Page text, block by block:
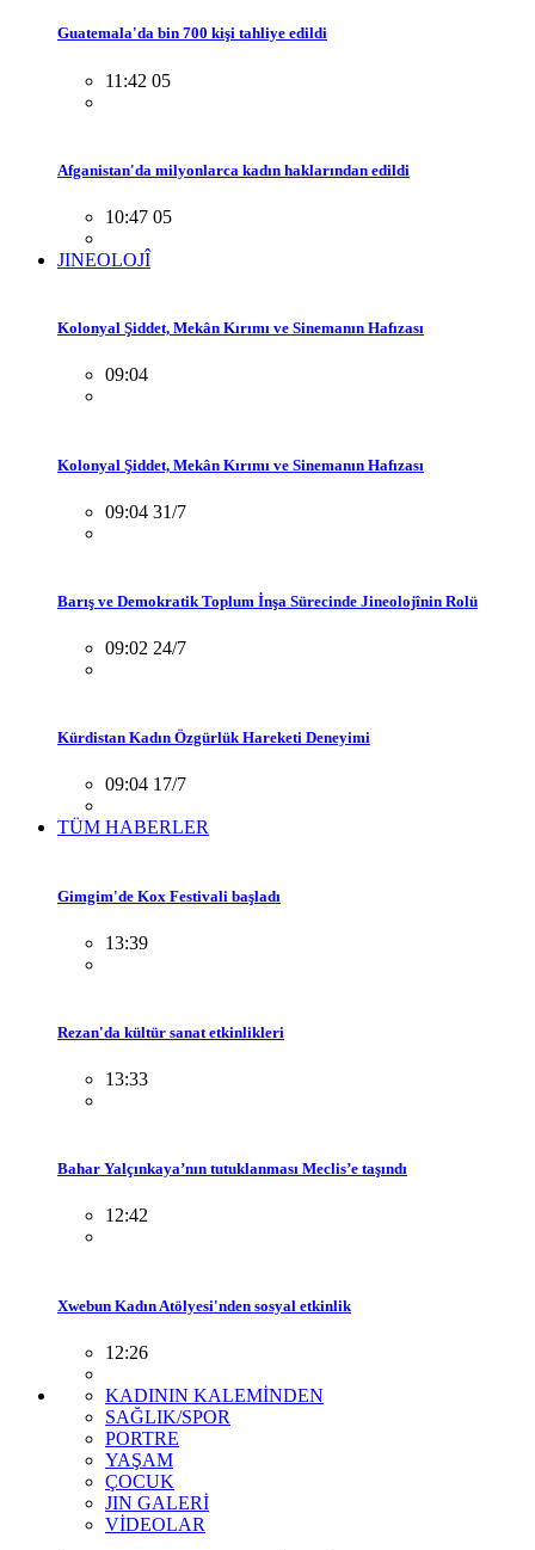
Guatemala'da bin 700 kişi tahliye edildi
11:42 05
Afganistan'da milyonlarca kadın haklarından edildi
10:47 05
JINEOLOJÎ
Kolonyal Şiddet, Mekân Kırımı ve Sinemanın Hafızası
09:04
Kolonyal Şiddet, Mekân Kırımı ve Sinemanın Hafızası
09:04 31/7
Barış ve Demokratik Toplum İnşa Sürecinde Jineolojînin Rolü
09:02 24/7
Kürdistan Kadın Özgürlük Hareketi Deneyimi
09:04 17/7
TÜM HABERLER
Gimgim'de Kox Festivali başladı
13:39
Rezan'da kültür sanat etkinlikleri
13:33
Bahar Yalçınkaya’nın tutuklanması Meclis’e taşındı
12:42
Xwebun Kadın Atölyesi'nden sosyal etkinlik
12:26
KADININ KALEMİNDEN
SAĞLIK/SPOR
PORTRE
YAŞAM
ÇOCUK
JIN GALERİ
VİDEOLAR